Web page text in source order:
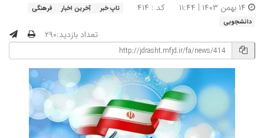
کد : ۴۱۴ تاپ خبر آخرین اخبار
فرهنگی
دانشجویی
تعداد بازدید:۲۹۰